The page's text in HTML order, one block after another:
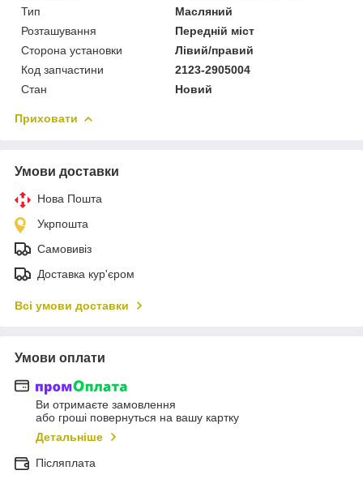
Тип
Масляний
Розташування
Передній міст
Сторона установки
Лівий/правий
Код запчастини
2123-2905004
Стан
Новий
Приховати
Умови доставки
Нова Пошта
Укрпошта
Самовивіз
Доставка кур'єром
Всі умови доставки
Умови оплати
Ви отримаєте замовлення
або гроші повернуться на вашу картку
Детальніше
Післяплата